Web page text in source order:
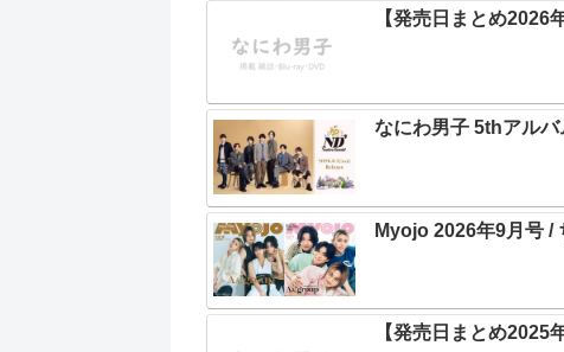
【発売日まとめ
なにわ男子 5thアル
Myojo 2026年9月号 /
【発売日まとめ